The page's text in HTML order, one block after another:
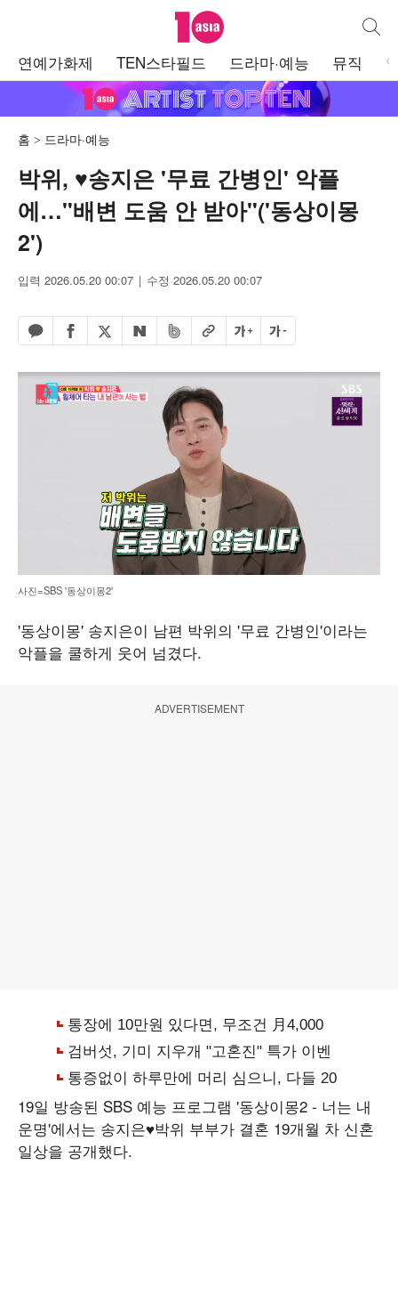
텐아시아 통합
연예가화제 TEN스타필드 드라마·예능 뮤직
홈 드라마·예능
박위, ♥송지은 '무료 간병인' 악플
에…"배변 도움 안 받아"('동상이몽
2')
입력 2026.05.20 00:07 수정 2026.05.20 00:07
카카오톡 공유하기
페이스북 공유하기
엑스 공유하기
네이버 공유하기
밴드 공유하기
URL복사글자 크게글자 작게
사진=SBS '동상이몽2'
'동상이몽' 송지은이 남편 박위의 '무료 간병인'이라는
악플을 쿨하게 웃어 넘겼다.
ADVERTISEMENT
19일 방송된 SBS 예능 프로그램 '동상이몽2 - 너는 내
운명'에서는 송지은♥박위 부부가 결혼 19개월 차 신혼
일상을 공개했다.